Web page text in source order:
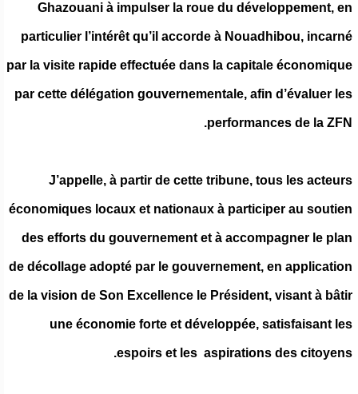
Ghazouani à impulser la roue du développement, en
particulier l’intérêt qu’il accorde à Nouadhibou, incarné
par la visite rapide effectuée dans la capitale économique
par cette délégation gouvernementale, afin d’évaluer les
performances de la ZFN.
J’appelle, à partir de cette tribune, tous les acteurs
économiques locaux et nationaux à participer au soutien
des efforts du gouvernement et à accompagner le plan
de décollage adopté par le gouvernement, en application
de la vision de Son Excellence le Président, visant à bâtir
une économie forte et développée, satisfaisant les
espoirs et les aspirations des citoyens.